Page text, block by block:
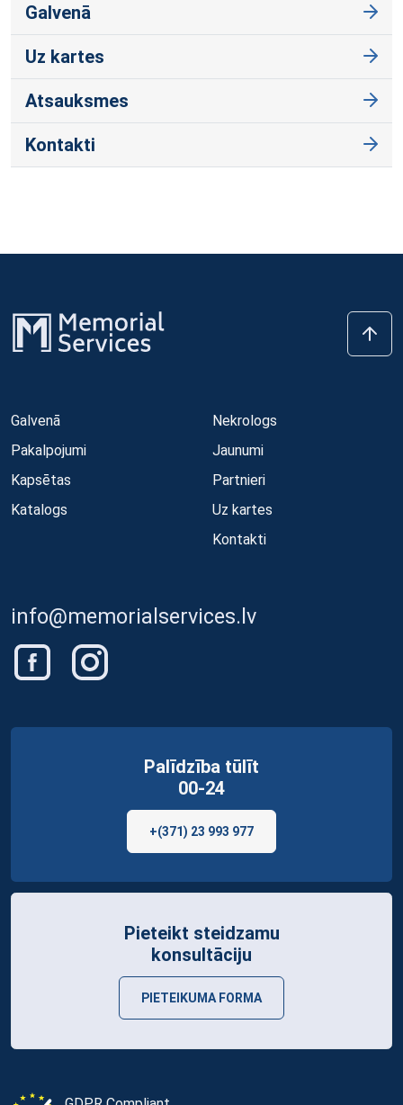
Galvenā
Uz kartes
Atsauksmes
Kontakti
Galvenā
Pakalpojumi
Kapsētas
Katalogs
Nekrologs
Jaunumi
Partnieri
Uz kartes
Kontakti
info@memorialservices.lv
Palīdzība tūlīt
00-24
+(371) 23 993 977
Pieteikt steidzamu
konsultāciju
PIETEIKUMA FORMA